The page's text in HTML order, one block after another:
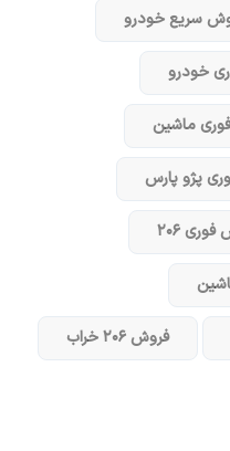
سریع خودرو
خودرو
ماشین
پژو پارس
۲۰۶
فروش ۲۰۶ خراب